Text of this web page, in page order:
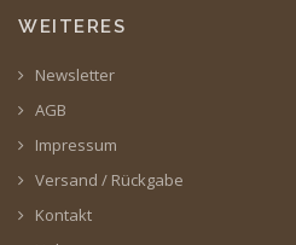
WEITERES
Newsletter
AGB
Impressum
Versand / Rückgabe
Kontakt